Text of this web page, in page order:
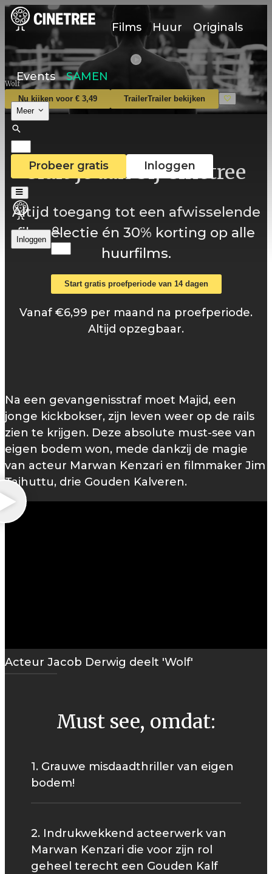
Films Huur Originals
Events SAMEN
Meer
Probeer gratis Inloggen
Inloggen
Wolf
Nu kijken voor € 3,49 TrailerTrailer bekijken
Sluit je aan bij Cinetree
Altijd toegang tot een afwisselende
filmselectie én 30% korting op alle
huurfilms.
Start gratis proefperiode van 14 dagen
Vanaf €6,99 per maand na proefperiode.
Altijd opzegbaar.
Na een gevangenisstraf moet Majid, een
jonge kickbokser, zijn leven weer op de rails
zien te krijgen. Deze absolute must-see van
eigen bodem won, mede dankzij de magie
van acteur Marwan Kenzari en filmmaker Jim
Taihuttu, drie Gouden Kalveren.
Acteur Jacob Derwig deelt 'Wolf'
Must see, omdat:
1. Grauwe misdaadthriller van eigen
bodem!
2. Indrukwekkend acteerwerk van
Marwan Kenzari die voor zijn rol
geheel terecht een Gouden Kalf